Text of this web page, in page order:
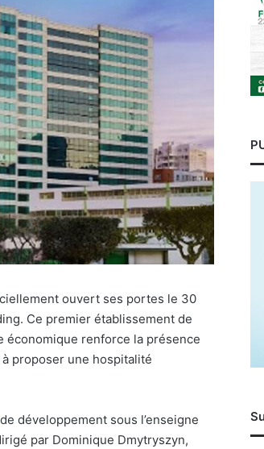
ouvert ses portes le 30
Ce premier établissement de
économique renforce la présence
proposer une hospitalité
développement sous l’enseigne
par Dominique Dmytryszyn,